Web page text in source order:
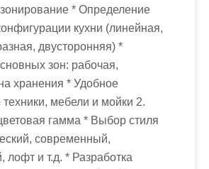
* Определение
кухни (линейная,
двусторонняя) *
зон: рабочая,
хранения * Удобное
мебели и мойки 2.
гамма * Выбор стиля
современный,
лофт и т.д. * Разработка